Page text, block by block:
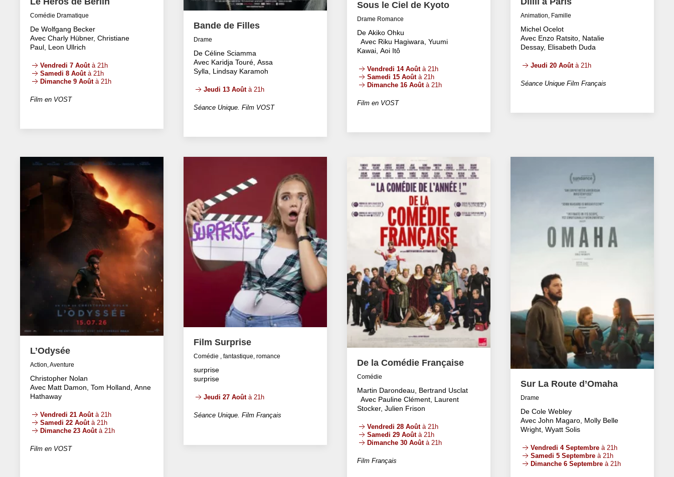
Comédie Dramatique
De Wolfgang Becker
Avec Charly Hübner, Christiane
Paul, Leon Ullrich
Vendredi 7 Aoûtà 21h
Samedi 8 Aoûtà 21h
Dimanche 9 Aoûtà 21h
Film en VOST
Bande de Filles
Drame
De Céline Sciamma
Avec Karidja Touré, Assa
Sylla, Lindsay Karamoh
Jeudi 13 Aoûtà 21h
Séance Unique. Film VOST
Sous le Ciel de Kyoto
Drame Romance
De Akiko Ohku
Avec Riku Hagiwara, Yuumi
Kawai, Aoi Itô
Vendredi 14 Aoûtà 21h
Samedi 15 Aoûtà 21h
Dimanche 16 Aoûtà 21h
Film en VOST
Animation, Famille
Michel Ocelot
Avec Enzo Ratsito, Natalie
Dessay, Elisabeth Duda
Jeudi 20 Aoûtà 21h
Séance Unique Film Français
L’Odysée
Action, Aventure
Christopher Nolan
Avec Matt Damon, Tom Holland, Anne
Hathaway
Vendredi 21 Aoûtà 21h
Samedi 22 Aoûtà 21h
Dimanche 23 Aoûtà 21h
Film en VOST
Film Surprise
Comédie , fantastique, romance
surprise
surprise
Jeudi 27 Aoûtà 21h
Séance Unique. Film Français
De la Comédie Française
Comédie
Martin Darondeau, Bertrand Usclat
Avec Pauline Clément, Laurent
Stocker, Julien Frison
Vendredi 28 Aoûtà 21h
Samedi 29 Aoûtà 21h
Dimanche 30 Aoûtà 21h
Film Français
Sur La Route d’Omaha
Drame
De Cole Webley
Avec John Magaro, Molly Belle
Wright, Wyatt Solis
Vendredi 4 Septembre à 21h
Samedi 5 Septembre à 21h
Dimanche 6 Septembre à 21h